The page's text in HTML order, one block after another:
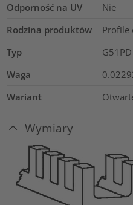
Odporność na UV
Nie
Rodzina produktów
Profile
Typ
G51PD
Waga
Wariant
Wymiary